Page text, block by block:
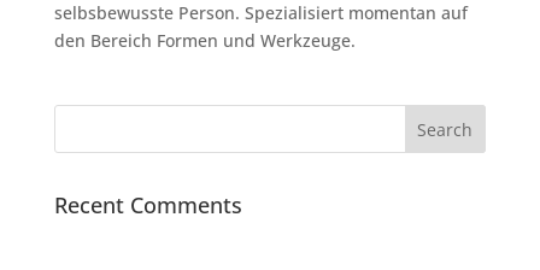
selbsbewusste Person. Spezialisiert momentan auf
den Bereich Formen und Werkzeuge.
Recent Comments